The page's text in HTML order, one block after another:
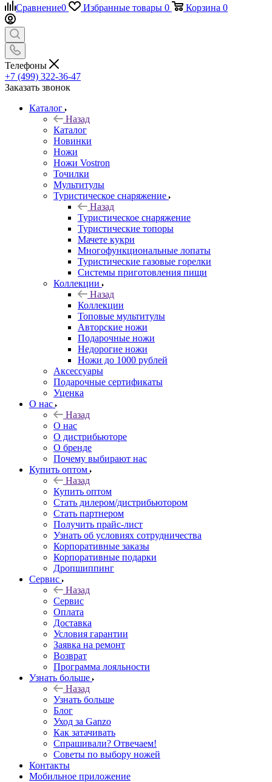
Сравнение0 Избранные товары 0 Корзина 0
Телефоны
+7 (499) 322-36-47
Заказать звонок
Каталог
Назад
Каталог
Новинки
Ножи
Ножи Vostron
Точилки
Мультитулы
Туристическое снаряжение
Назад
Туристическое снаряжение
Туристические топоры
Мачете кукри
Многофункциональные лопаты
Туристические газовые горелки
Системы приготовления пищи
Коллекции
Назад
Коллекции
Топовые мультитулы
Авторские ножи
Подарочные ножи
Недорогие ножи
Ножи до 1000 рублей
Аксессуары
Подарочные сертификаты
Уценка
О нас
Назад
О нас
О дистрибьюторе
О бренде
Почему выбирают нас
Купить оптом
Назад
Купить оптом
Стать дилером/дистрибьютором
Стать партнером
Получить прайс-лист
Узнать об условиях сотрудничества
Корпоративные заказы
Корпоративные подарки
Дропшиппинг
Сервис
Назад
Сервис
Оплата
Доставка
Условия гарантии
Заявка на ремонт
Возврат
Программа лояльности
Узнать больше
Назад
Узнать больше
Блог
Уход за Ganzo
Как затачивать
Спрашивали? Отвечаем!
Советы по выбору ножей
Контакты
Мобильное приложение